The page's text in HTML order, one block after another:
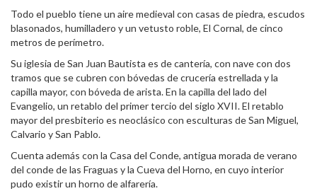
Todo el pueblo tiene un aire medieval con casas de piedra, escudos
blasonados, humilladero y un vetusto roble, El Cornal, de cinco
metros de perímetro.
Su iglesia de San Juan Bautista es de cantería, con nave con dos
tramos que se cubren con bóvedas de crucería estrellada y la
capilla mayor, con bóveda de arista. En la capilla del lado del
Evangelio, un retablo del primer tercio del siglo XVII. El retablo
mayor del presbiterio es neoclásico con esculturas de San Miguel,
Calvario y San Pablo.
Cuenta además con la Casa del Conde, antigua morada de verano
del conde de las Fraguas y la Cueva del Horno, en cuyo interior
pudo existir un horno de alfarería.